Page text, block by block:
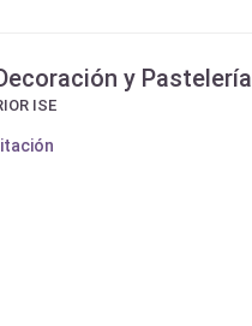
y Pastelería
ISE